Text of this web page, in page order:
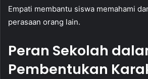
Empati membantu siswa memahami
perasaan orang lain.
Peran Sekolah
Pembentukan